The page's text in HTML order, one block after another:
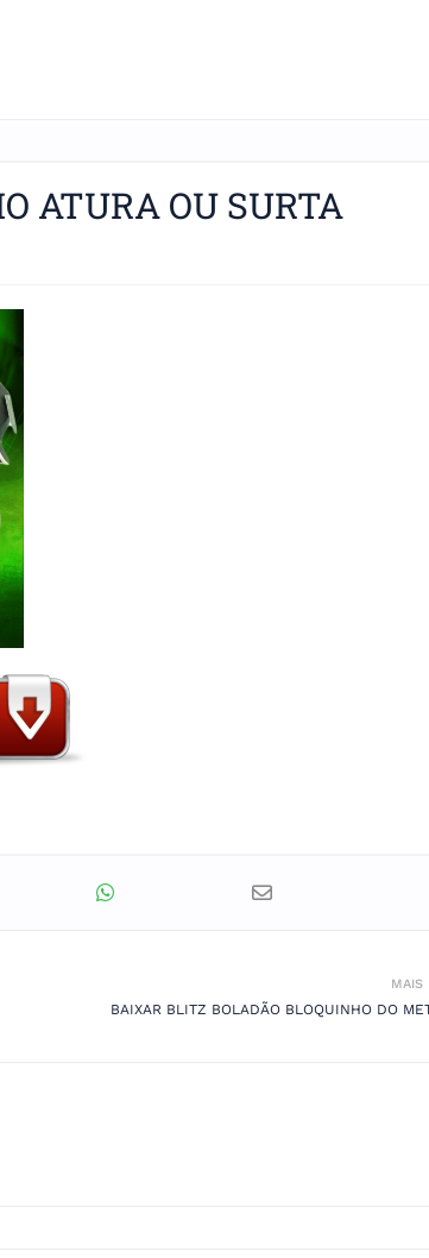
ATURA OU SURTA
MAIS
BAIXAR BLITZ BOLADÃO BLOQUINHO DO